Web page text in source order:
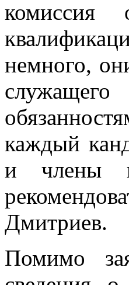
комиссия
немного,
каждый
и члены
Дмитриев.
Помимо